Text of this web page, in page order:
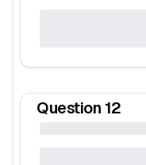
Question 12